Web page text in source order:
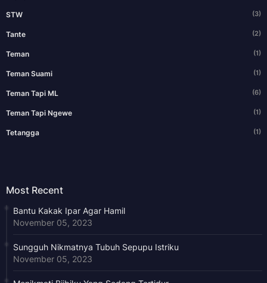
STW (3)
Tante (2)
Teman (1)
Teman Suami (1)
Teman Tapi ML (6)
Teman Tapi Ngewe (1)
Tetangga (1)
Most Recent
Bantu Kakak Ipar Agar Hamil
November 05, 2023
Sungguh Nikmatnya Tubuh Sepupu Istriku
November 05, 2023